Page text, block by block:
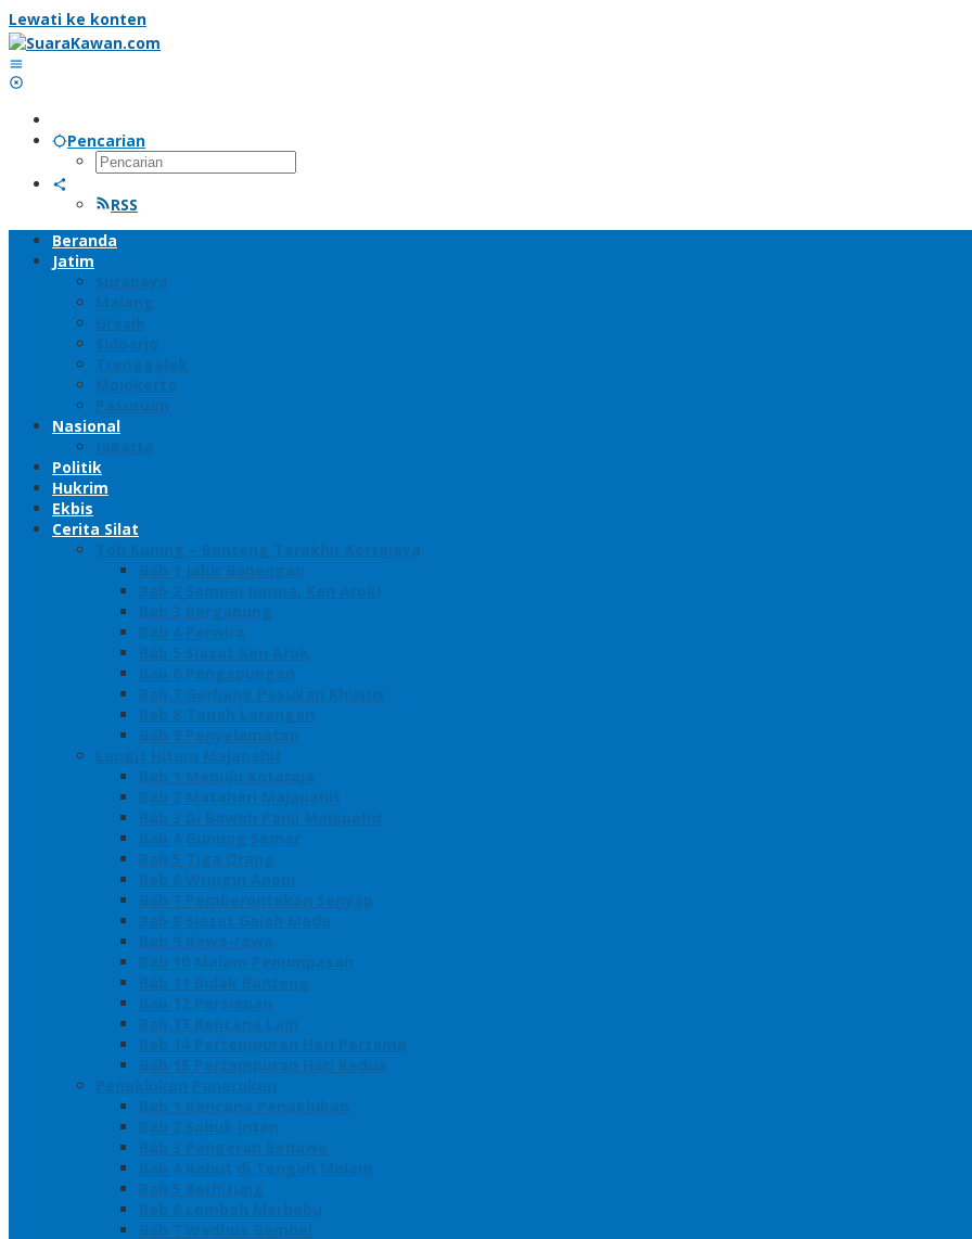
Lewati ke konten
Pencarian
RSS
Beranda
Jatim
Surabaya
Malang
Gresik
Sidoarjo
Trenggalek
Mojokerto
Pasuruan
Nasional
Jakarta
Politik
Hukrim
Ekbis
Cerita Silat
Toh Kuning – Benteng Terakhir Kertajaya
Bab 1 Jalur Banengan
Bab 2 Sampai Jumpa, Ken Arok!
Bab 3 Bergabung
Bab 4 Perwira
Bab 5 Siasat Ken Arok
Bab 6 Pengepungan
Bab 7 Gerbang Pasukan Khusus
Bab 8 Tanah Larangan
Bab 9 Penyelamatan
Langit Hitam Majapahit
Bab 1 Menuju Kotaraja
Bab 2 Matahari Majapahit
Bab 3 Di Bawah Panji Majapahit
Bab 4 Gunung Semar
Bab 5 Tiga Orang
Bab 6 Wringin Anom
Bab 7 Pemberontakan Senyap
Bab 8 Siasat Gajah Mada
Bab 9 Rawa-rawa
Bab 10 Malam Penumpasan
Bab 11 Bulak Banteng
Bab 12 Persiapan
Bab 13 Rencana Lain
Bab 14 Pertempuran Hari Pertama
Bab 15 Pertempuran Hari Kedua
Penaklukan Panarukan
Bab 1 Rencana Penaklukan
Bab 2 Sabuk Inten
Bab 3 Pangeran Benawa
Bab 4 Kabut di Tengah Malam
Bab 5 Berhitung
Bab 6 Lembah Merbabu
Bab 7 Wedhus Gembel